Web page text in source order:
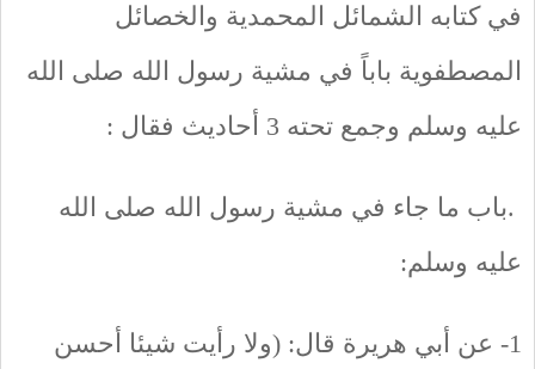
في كتابه الشمائل المحمدية والخصائل
المصطفوية باباً في مشية رسول الله صلى الله
عليه وسلم وجمع تحته 3 أحاديث فقال :
.باب ما جاء في مشية رسول الله صلى الله
عليه وسلم:
1- عن أبي هريرة قال: (ولا رأيت شيئا أحسن